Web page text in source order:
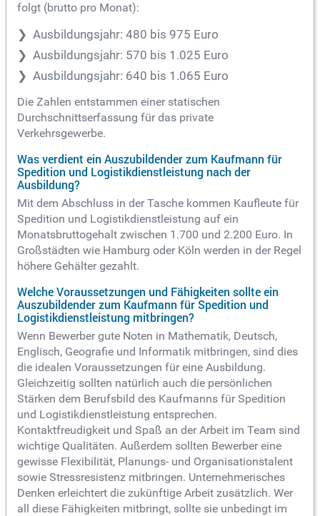
folgt (brutto pro Monat):
Ausbildungsjahr: 480 bis 975 Euro
Ausbildungsjahr: 570 bis 1.025 Euro
Ausbildungsjahr: 640 bis 1.065 Euro
Die Zahlen entstammen einer statischen
Durchschnittserfassung für das private
Verkehrsgewerbe.
Was verdient ein Auszubildender zum Kaufmann für
Spedition und Logistikdienstleistung nach der
Ausbildung?
Mit dem Abschluss in der Tasche kommen Kaufleute für
Spedition und Logistikdienstleistung auf ein
Monatsbruttogehalt zwischen 1.700 und 2.200 Euro. In
Großstädten wie Hamburg oder Köln werden in der Regel
höhere Gehälter gezahlt.
Welche Voraussetzungen und Fähigkeiten sollte ein
Auszubildender zum Kaufmann für Spedition und
Logistikdienstleistung mitbringen?
Wenn Bewerber gute Noten in Mathematik, Deutsch,
Englisch, Geografie und Informatik mitbringen, sind dies
die idealen Voraussetzungen für eine Ausbildung.
Gleichzeitig sollten natürlich auch die persönlichen
Stärken dem Berufsbild des Kaufmanns für Spedition
und Logistikdienstleistung entsprechen.
Kontaktfreudigkeit und Spaß an der Arbeit im Team sind
wichtige Qualitäten. Außerdem sollten Bewerber eine
gewisse Flexibilität, Planungs- und Organisationstalent
sowie Stressresistenz mitbringen. Unternehmerisches
Denken erleichtert die zukünftige Arbeit zusätzlich. Wer
all diese Fähigkeiten mitbringt, sollte sie unbedingt im